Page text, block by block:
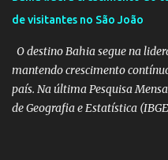
Confissões de Viajante (Sem
mercado editorial
edição e alcançou o primeiro
Viagens –...
de visitantes no São João
O destino Bahia segue na
mantendo crescimento
país. Na última Pesquisa
de Geografia e Estatística